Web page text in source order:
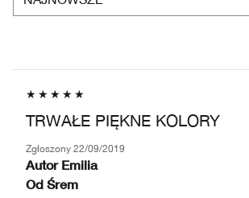
TRWAŁE PIĘKNE KOLORY
Zgłoszony 22/09/2019
Autor Emilia
Od Śrem